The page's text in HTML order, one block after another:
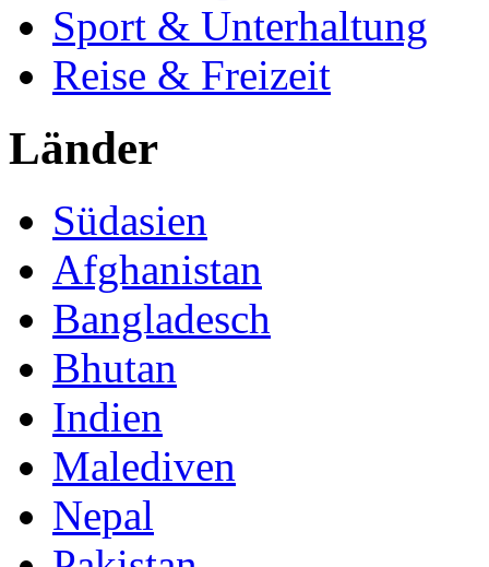
Sport & Unterhaltung
Reise & Freizeit
Länder
Südasien
Afghanistan
Bangladesch
Bhutan
Indien
Malediven
Nepal